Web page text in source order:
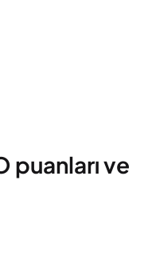
puanları ve